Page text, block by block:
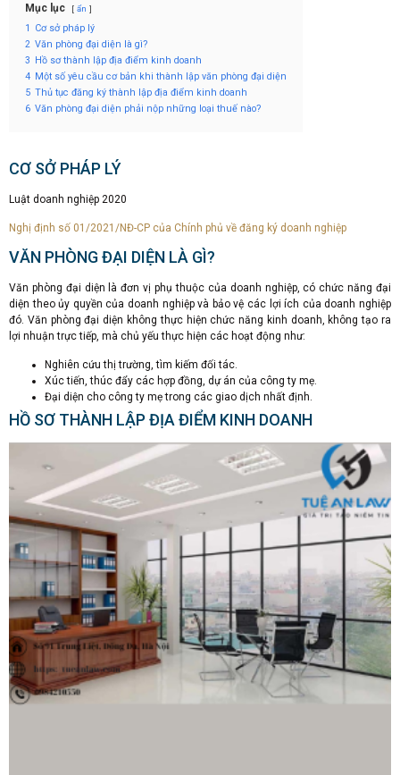
Mục lục ẩn
1
Cơ sở pháp lý
2 Văn phòng đại diện là gì?
3 Hồ sơ thành lập địa điểm kinh doanh
4 Một số yêu cầu cơ bản khi thành lập văn phòng đại diện
5 Thủ tục đăng ký thành lập địa điểm kinh doanh
6 Văn phòng đại diện phải nộp những loại thuế nào?
CƠ SỞ PHÁP LÝ
Luật doanh nghiệp 2020
Nghị định số 01/2021/NĐ-CP của Chính phủ về đăng ký doanh nghiệp
VĂN PHÒNG ĐẠI DIỆN LÀ GÌ?
Văn phòng đại diện là đơn vị phụ thuộc của doanh nghiệp, có chức năng đại
diện theo ủy quyền của doanh nghiệp và bảo vệ các lợi ích của doanh nghiệp
đó. Văn phòng đại diện không thực hiện chức năng kinh doanh, không tạo ra
lợi nhuận trực tiếp, mà chủ yếu thực hiện các hoạt động như:
Nghiên cứu thị trường, tìm kiếm đối tác.
Xúc tiến, thúc đẩy các hợp đồng, dự án của công ty mẹ.
Đại diện cho công ty mẹ trong các giao dịch nhất định.
HỒ SƠ THÀNH LẬP ĐỊA ĐIỂM KINH DOANH